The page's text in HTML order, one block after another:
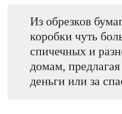
Из обрезков
коробки чуть
спичечных и
домам, предлагая
деньги или за